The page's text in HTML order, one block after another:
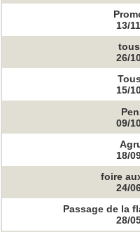
13/
26/
15/
09/
18/
foire
24/
Passage de la
28/